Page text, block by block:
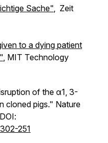
Sache", Zeit
to a dying patient
", MIT Technology
of the α1, 3-
cloned pigs." Nature
251